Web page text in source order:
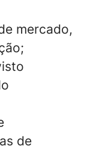
mercado,
de